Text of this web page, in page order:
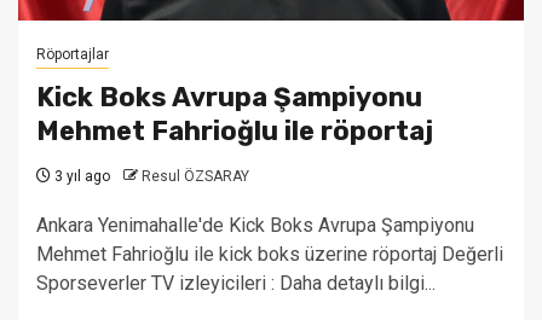
Röportajlar
Kick Boks Avrupa Şampiyonu
Mehmet Fahrioğlu ile röportaj
3 yıl ago Resul ÖZSARAY
Ankara Yenimahalle'de Kick Boks Avrupa Şampiyonu
Mehmet Fahrioğlu ile kick boks üzerine röportaj Değerli
Sporseverler TV izleyicileri : Daha detaylı bilgi...